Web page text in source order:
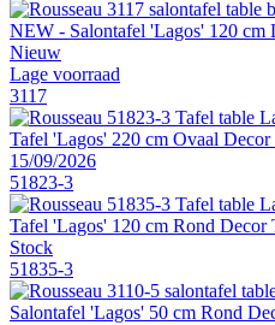
NEW - Salontafel 'Lagos' 120
Nieuw
Lage voorraad
3117
Tafel 'Lagos' 220 cm Ovaal
15/09/2026
51823-3
Tafel 'Lagos' 120 cm Rond Decor
Stock
51835-3
Salontafel 'Lagos' 50 cm Rond